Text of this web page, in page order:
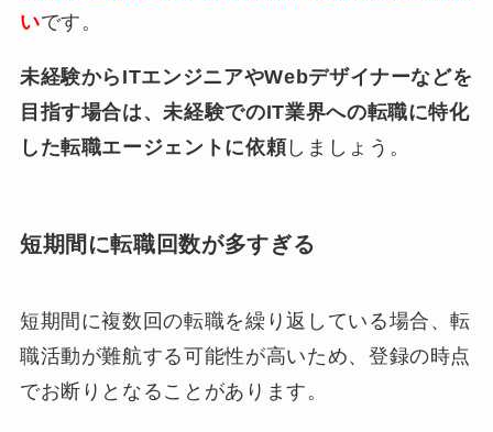
いです。
未経験からITエンジニアやWebデザイナーなどを
目指す場合は、未経験でのIT業界への転職に特化
した転職エージェントに依頼 しましょう。
短期間に転職回数が多すぎる
短期間に複数回の転職を繰り返している場合、転
職活動が難航する可能性が高いため、登録の時点
でお断りとなることがあります。